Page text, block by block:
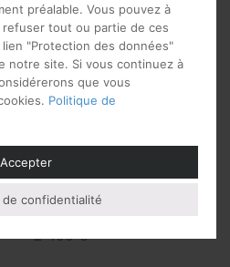
Chiffonnier en noyer 6
tiroirs 115 cm
1 499€
préalable. Vous pouvez à
tout ou partie de ces
"Protection des données"
notre site. Si vous continuez à
que vous
Politique de
Accepter
de confidentialité